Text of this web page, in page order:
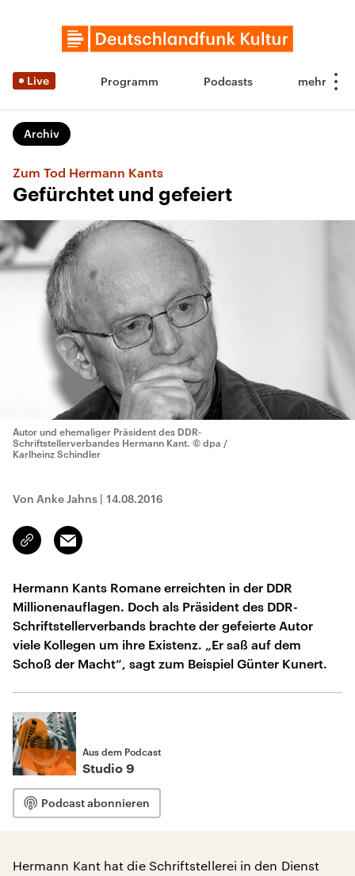
Live Programm Podcasts
Archiv
Zum Tod Hermann Kants
Gefürchtet und gefeiert
Autor und ehemaliger Präsident des DDR-
Schriftstellerverbandes Hermann Kant. © dpa /
Karlheinz Schindler
Von Anke Jahns | 14.08.2016
Link
kopieren/teilen
Email
Hermann Kants Romane erreichten in der DDR
Millionenauflagen. Doch als Präsident des DDR-
Schriftstellerverbands brachte der gefeierte Autor
viele Kollegen um ihre Existenz. „Er saß auf dem
Schoß der Macht“, sagt zum Beispiel Günter Kunert.
Aus dem Podcast
Studio 9
Podcast abonnieren
Hermann Kant hat die Schriftstellerei in den Dienst